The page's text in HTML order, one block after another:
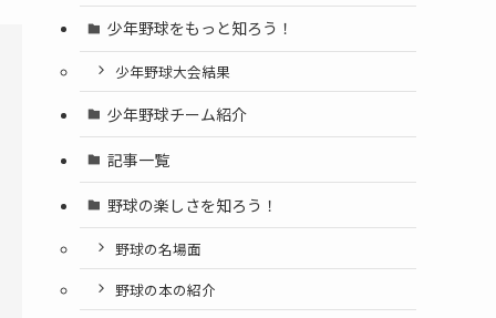
少年野球をもっと知ろう！
少年野球大会結果
少年野球チーム紹介
記事一覧
野球の楽しさを知ろう！
野球の名場面
野球の本の紹介